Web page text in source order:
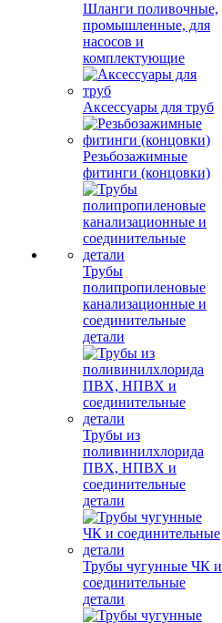
Шланги поливочные,
промышленные, для
насосов и
комплектующие
Аксессуары для труб
Резьбозажимные
фитинги (концовки)
Трубы
полипропиленовые
канализационные и
соединительные
детали
Трубы из
поливинилхлорида
ПВХ, НПВХ и
соединительные
детали
Трубы чугунные ЧК и
соединительные
детали